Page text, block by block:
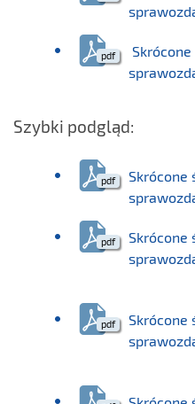
Szybki podgląd:
Skrócone
Skrócone
Skrócone